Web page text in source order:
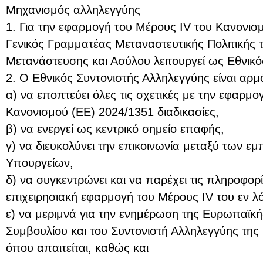
Μηχανισμός αλληλεγγύης
1. Για την εφαρμογή του Μέρους ΙV του
Γενικός Γραμματέας Μεταναστευτικής Πολιτικής
Μετανάστευσης και Ασύλου λειτουργεί ως
2. Ο Εθνικός Συντονιστής Αλληλεγγύης είναι
α) να εποπτεύει όλες τις σχετικές με την
Κανονισμού (ΕΕ) 2024/1351 διαδικασίες,
β) να ενεργεί ως κεντρικό σημείο επαφής,
γ) να διευκολύνει την επικοινωνία μεταξύ των
Υπουργείων,
δ) να συγκεντρώνει και να παρέχει τις
επιχειρησιακή εφαρμογή του Μέρους IV του εν
ε) να μεριμνά για την ενημέρωση της
Συμβουλίου και του Συντονιστή Αλληλεγγύης
όπου απαιτείται, καθώς και